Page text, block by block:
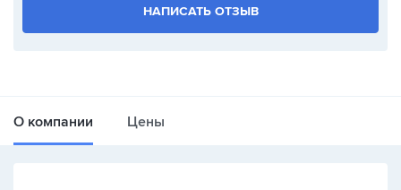
НАПИСАТЬ ОТЗЫВ
О компании Цены